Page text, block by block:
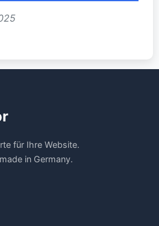
für Ihre Website.
in Germany.